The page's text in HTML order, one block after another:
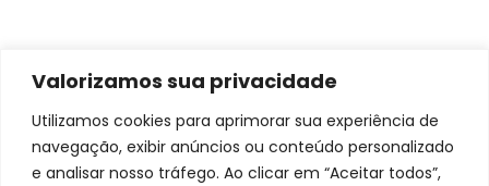
Valorizamos sua privacidade
Utilizamos cookies para aprimorar sua experiência de
navegação, exibir anúncios ou conteúdo personalizado
e analisar nosso tráfego. Ao clicar em “Aceitar todos”,